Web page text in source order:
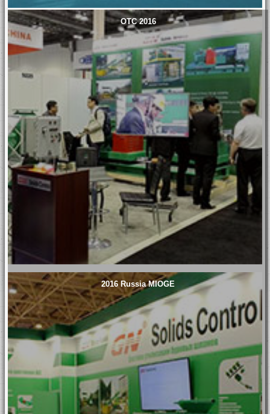
Offshore Drilling
Solids Control
Customized for
Harsh Offshore
Operations in
Northern Europe
GNTBM-720B
Tunneling slurry
separation system
successfully
applied in South
Korea
OTC 2016
2016 Russia MIOGE